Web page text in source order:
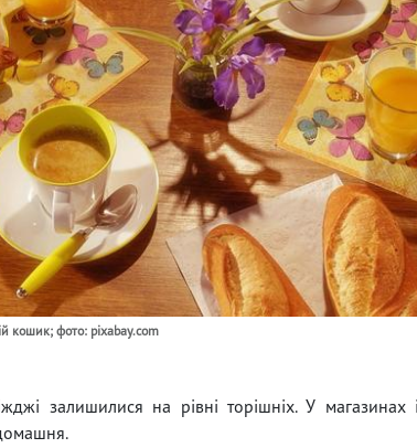
кошик; фото: pixabay.com
залишилися на рівні торішніх. У магазинах